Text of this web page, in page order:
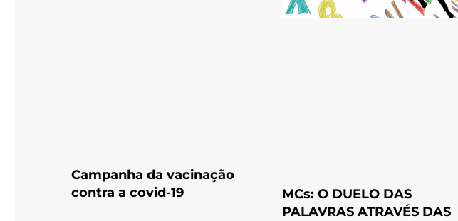
Campanha da vacinação
contra a covid-19
MCs: O DUELO DAS
PALAVRAS ATRAVÉS DAS